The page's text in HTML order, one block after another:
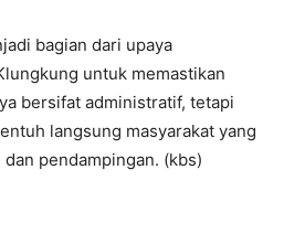
bagian dari upaya
untuk memastikan
bersifat administratif, tetapi
langsung masyarakat yang
pendampingan. (kbs)